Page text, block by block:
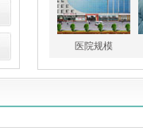
医院规模